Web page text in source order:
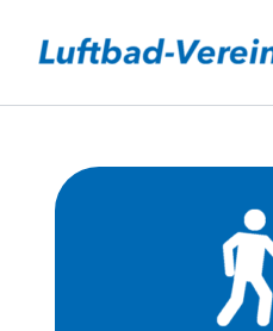
Inhalt